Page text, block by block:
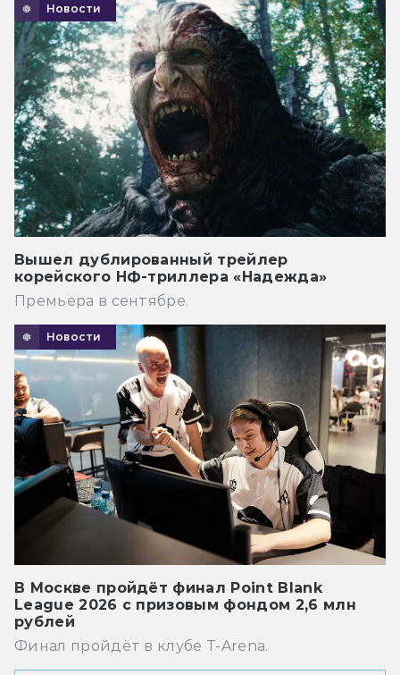
Новости
Вышел дублированный трейлер
корейского НФ-триллера «Надежда»
Премьера в сентябре.
Новости
В Москве пройдёт финал Point Blank
League 2026 с призовым фондом 2,6 млн
рублей
Финал пройдёт в клубе T-Arena.